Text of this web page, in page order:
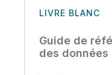
LIVRE BLANC
Guide de
des données